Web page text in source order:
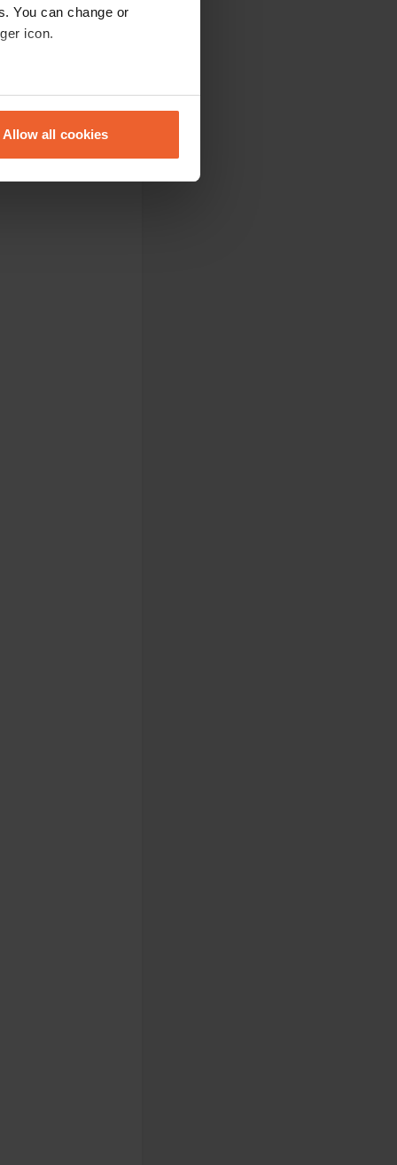
You can change or
icon.
meters
our traffic. We also share
may combine it with
Allow all cookies